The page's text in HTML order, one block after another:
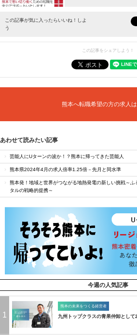
最新情報
この記事が気に入ったらいいね！しよ
う
この記事をシェアしよう！
熊本へ転職希望の方の求人
あわせて読みたい記事
芸能人にUターンの波か！？熊本に帰ってきた芸能人
熊本県2024年4月の求人倍率1.25倍－先月と同水準
熊本発！地域と世界がつながる地熱発電の新しい挑戦～
タルの戦略的提携～
今週の人気記事
1
熊本の未来をつくる経営者
九州トップクラスの青果仲卸とし